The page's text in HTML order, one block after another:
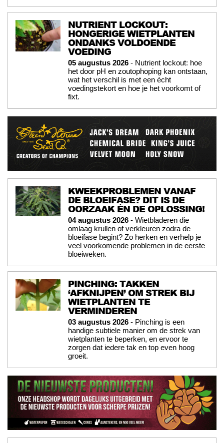
NUTRIENT LOCKOUT:
HONGERIGE WIETPLANTEN
ONDANKS VOLDOENDE
VOEDING
05 augustus 2026 - Nutrient lockout: hoe
het door pH en zoutophoping kan ontstaan,
wat het verschil is met een écht
voedingstekort en hoe je het voorkomt of
fixt.
KWEEKPROBLEMEN VANAF
DE BLOEIFASE? DIT IS DE
OORZAAK ÉN DE OPLOSSING!
04 augustus 2026 - Wietbladeren die
omlaag krullen of verkleuren zodra de
bloeifase begint? Zo herken en verhelp je
veel voorkomende problemen in de eerste
bloeiweken.
PINCHING: TAKKEN
‘AFKNIJPEN’ OM STREK BIJ
WIETPLANTEN TE
VERMINDEREN
03 augustus 2026 - Pinching is een
handige subtiele manier om de strek van
wietplanten te beperken, en ervoor te
zorgen dat iedere tak en top even hoog
groeit.